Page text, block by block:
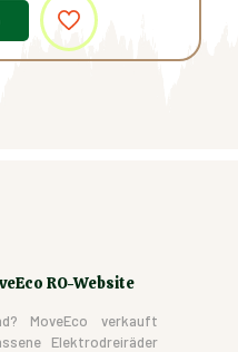
RO-Website
MoveEco verkauft
Elektrodreiräder